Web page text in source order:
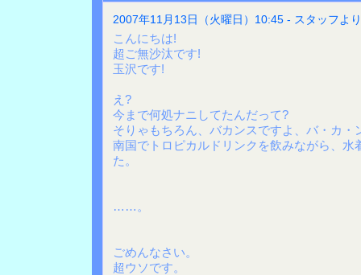
2007年11月13日（火曜日）10:45 - スタッフより
こんにちは!
超ご無沙汰です!
玉沢です!
え?
今まで何処ナニしてたんだって?
そりゃもちろん、バカンスですよ、バ・カ・
南国でトロピカルドリンクを飲みながら、水
た。
……。
ごめんなさい。
超ウソです。